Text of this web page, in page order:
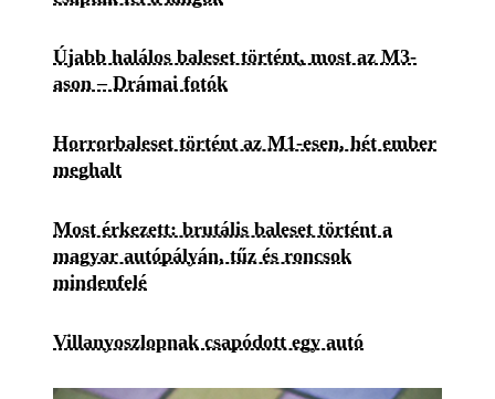
Újabb halálos baleset történt, most az M3-
ason – Drámai fotók
Horrorbaleset történt az M1-esen, hét ember
meghalt
Most érkezett: brutális baleset történt a
magyar autópályán, tűz és roncsok
mindenfelé
Villanyoszlopnak csapódott egy autó